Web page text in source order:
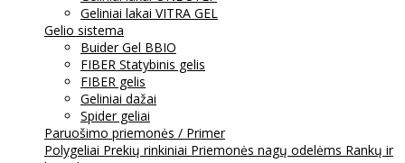
Geliniai lakai VITRA GEL
Gelio sistema
Buider Gel BBIO
FIBER Statybinis gelis
FIBER gelis
Geliniai dažai
Spider geliai
Paruošimo priemonės / Primer
Polygeliai Prekių rinkiniai Priemonės nagų odelėms Rankų ir